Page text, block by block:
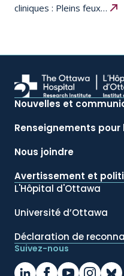
cliniques : Pleins feux…
Nouvelles et
Renseignements pour
Nous joindre
Avertissement et
L'Hôpital d'Ottawa
Université d’Ottawa
Déclaration de
Suivez-nous